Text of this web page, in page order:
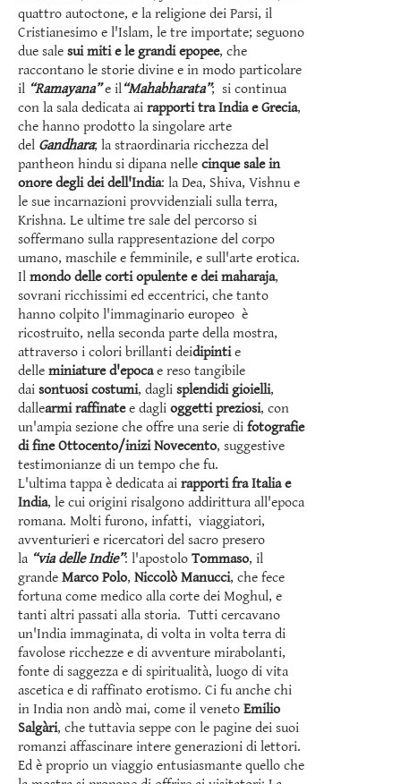
quattro autoctone, e la religione dei Parsi, il
Cristianesimo e l'Islam, le tre importate; seguono
due sale sui miti e le grandi epopee, che
raccontano le storie divine e in modo particolare
il “Ramayana”e il“Mahabharata”; si continua
con la sala dedicata ai rapporti tra India e Grecia,
che hanno prodotto la singolare arte
del Gandhara; la straordinaria ricchezza del
pantheon hindu si dipana nelle cinque sale in
onore degli dei dell'India: la Dea, Shiva, Vishnu e
le sue incarnazioni provvidenziali sulla terra,
Krishna. Le ultime tre sale del percorso si
soffermano sulla rappresentazione del corpo
umano, maschile e femminile, e sull'arte erotica.
Il mondo delle corti opulente e dei maharaja,
sovrani ricchissimi ed eccentrici, che tanto
hanno colpito l'immaginario europeo è
ricostruito, nella seconda parte della mostra,
attraverso i colori brillanti deidipintie
delle miniature d'epocae reso tangibile
dai sontuosi costumi, dagli splendidi gioielli,
dallearmi raffinatee dagli oggetti preziosi, con
un'ampia sezione che offre una serie di fotografie
di fine Ottocento/inizi Novecento, suggestive
testimonianze di un tempo che fu.
L'ultima tappa è dedicata ai rapporti fra Italia e
India, le cui origini risalgono addirittura all'epoca
romana. Molti furono, infatti, viaggiatori,
avventurieri e ricercatori del sacro presero
la “via delle Indie”: l'apostolo Tommaso, il
grande Marco Polo, Niccolò Manucci, che fece
fortuna come medico alla corte dei Moghul, e
tanti altri passati alla storia. Tutti cercavano
un'India immaginata, di volta in volta terra di
favolose ricchezze e di avventure mirabolanti,
fonte di saggezza e di spiritualità, luogo di vita
ascetica e di raffinato erotismo. Ci fu anche chi
in India non andò mai, come il veneto Emilio
Salgàri, che tuttavia seppe con le pagine dei suoi
romanzi affascinare intere generazioni di lettori.
Ed è proprio un viaggio entusiasmante quello che